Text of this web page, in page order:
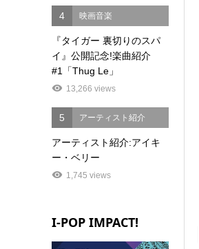
4 映画音楽
『タイガー 裏切りのスパ
イ』公開記念!楽曲紹介
#1「Thug Le」
13,266 views
5 アーティスト紹介
アーティスト紹介:アイキ
ー・ベリー
1,745 views
I-POP IMPACT!